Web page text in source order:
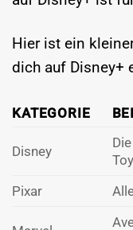
Hier ist ein
dich auf Disney+
KATEGORIE
Disney
Pixar